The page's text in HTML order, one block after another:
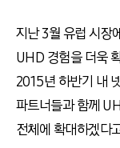
지난 3월 유럽 시장
UHD 경험을 더욱
2015년 하반기 내
파트너들과 함께
전체에 확대하겠다